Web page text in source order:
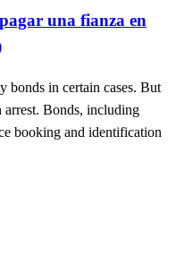
una fianza en
in certain cases. But
arrest. Bonds, including
booking and identification